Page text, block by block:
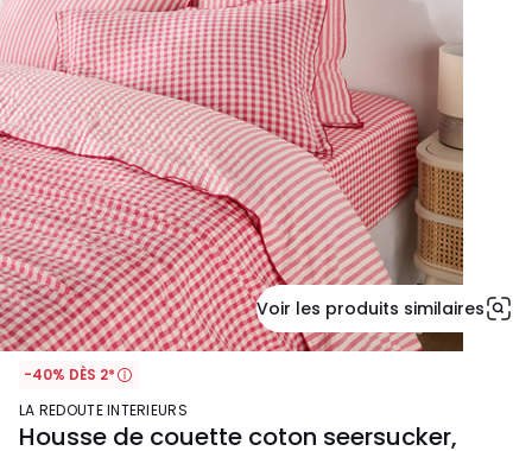
Voir les produits similaires
-40% DÈS 2*
LA REDOUTE INTERIEURS
Housse de couette coton seersucker,